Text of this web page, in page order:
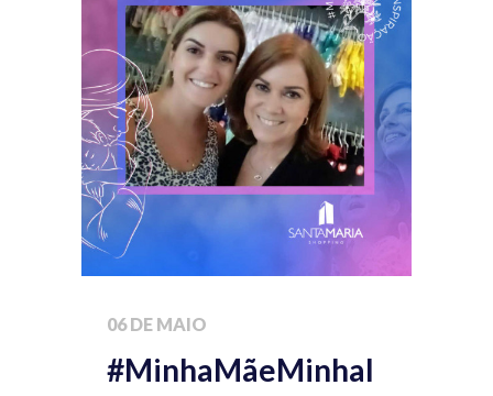
06 DE MAIO
#MinhaMãeMinhaI